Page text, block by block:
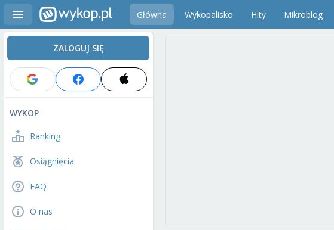
Główna Wykopalisko Hity Mikroblog
ZALOGUJ SIĘ
WYKOP
Ranking
Osiągnięcia
FAQ
O nas